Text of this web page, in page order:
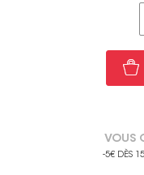
VOUS
-5€ DÈS